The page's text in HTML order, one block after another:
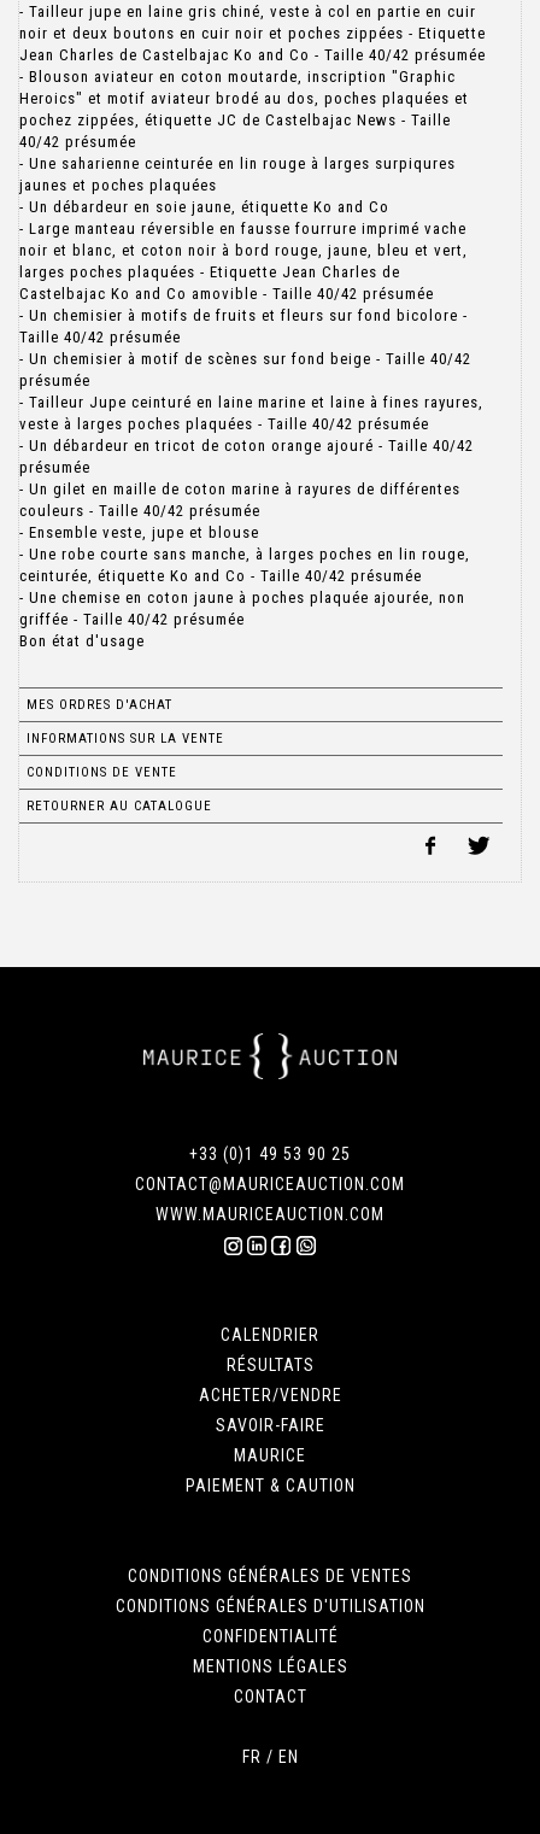
- Tailleur jupe en laine gris chiné, veste à col en partie en cuir
noir et deux boutons en cuir noir et poches zippées - Etiquette
Jean Charles de Castelbajac Ko and Co - Taille 40/42 présumée
- Blouson aviateur en coton moutarde, inscription "Graphic
Heroics" et motif aviateur brodé au dos, poches plaquées et
pochez zippées, étiquette JC de Castelbajac News - Taille
40/42 présumée
- Une saharienne ceinturée en lin rouge à larges surpiqures
jaunes et poches plaquées
- Un débardeur en soie jaune, étiquette Ko and Co
- Large manteau réversible en fausse fourrure imprimé vache
noir et blanc, et coton noir à bord rouge, jaune, bleu et vert,
larges poches plaquées - Etiquette Jean Charles de
Castelbajac Ko and Co amovible - Taille 40/42 présumée
- Un chemisier à motifs de fruits et fleurs sur fond bicolore -
Taille 40/42 présumée
- Un chemisier à motif de scènes sur fond beige - Taille 40/42
présumée
- Tailleur Jupe ceinturé en laine marine et laine à fines rayures,
veste à larges poches plaquées - Taille 40/42 présumée
- Un débardeur en tricot de coton orange ajouré - Taille 40/42
présumée
- Un gilet en maille de coton marine à rayures de différentes
couleurs - Taille 40/42 présumée
- Ensemble veste, jupe et blouse
- Une robe courte sans manche, à larges poches en lin rouge,
ceinturée, étiquette Ko and Co - Taille 40/42 présumée
- Une chemise en coton jaune à poches plaquée ajourée, non
griffée - Taille 40/42 présumée
Bon état d'usage
MES ORDRES D'ACHAT
INFORMATIONS SUR LA VENTE
CONDITIONS DE VENTE
RETOURNER AU CATALOGUE
+33 (0)1 49 53 90 25
CONTACT@MAURICEAUCTION.COM
WWW.MAURICEAUCTION.COM
CALENDRIER
RÉSULTATS
ACHETER/VENDRE
SAVOIR-FAIRE
MAURICE
PAIEMENT & CAUTION
CONDITIONS GÉNÉRALES DE VENTES
CONDITIONS GÉNÉRALES D'UTILISATION
CONFIDENTIALITÉ
MENTIONS LÉGALES
CONTACT
FR / EN